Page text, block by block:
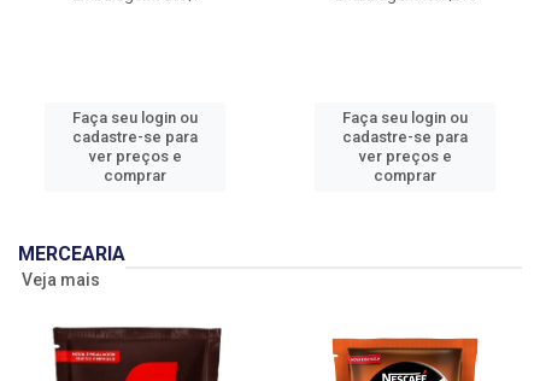
Faça seu login ou
cadastre-se para
ver preços e
comprar
Faça seu login ou
cadastre-se para
ver preços e
comprar
MERCEARIA
Veja mais